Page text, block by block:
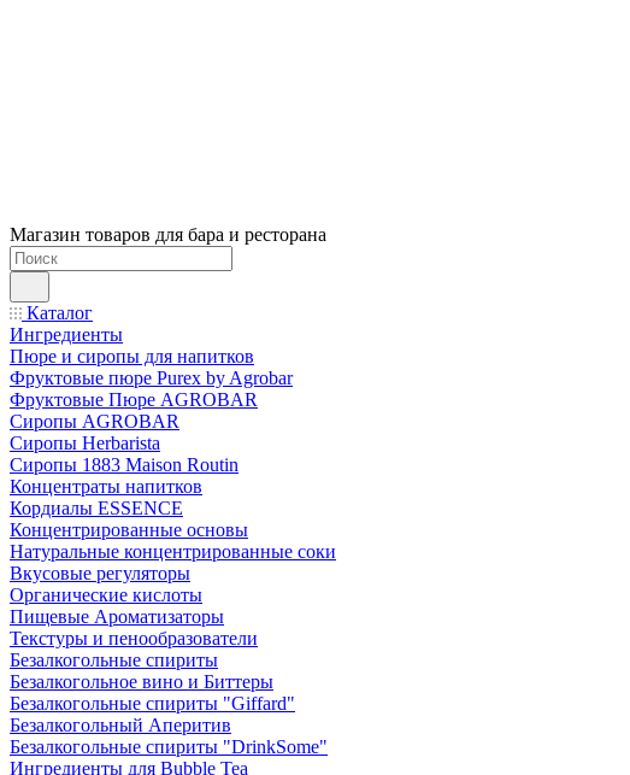
Магазин товаров для бара и ресторана
Каталог
Ингредиенты
Пюре и сиропы для напитков
Фруктовые пюре Purex by Agrobar
Фруктовые Пюре AGROBAR
Сиропы AGROBAR
Сиропы Herbarista
Сиропы 1883 Maison Routin
Концентраты напитков
Кордиалы ESSENCE
Концентрированные основы
Натуральные концентрированные соки
Вкусовые регуляторы
Органические кислоты
Пищевые Ароматизаторы
Текстуры и пенообразователи
Безалкогольные спириты
Безалкогольное вино и Биттеры
Безалкогольные спириты "Giffard"
Безалкогольный Аперитив
Безалкогольные спириты "DrinkSome"
Ингредиенты для Bubble Tea